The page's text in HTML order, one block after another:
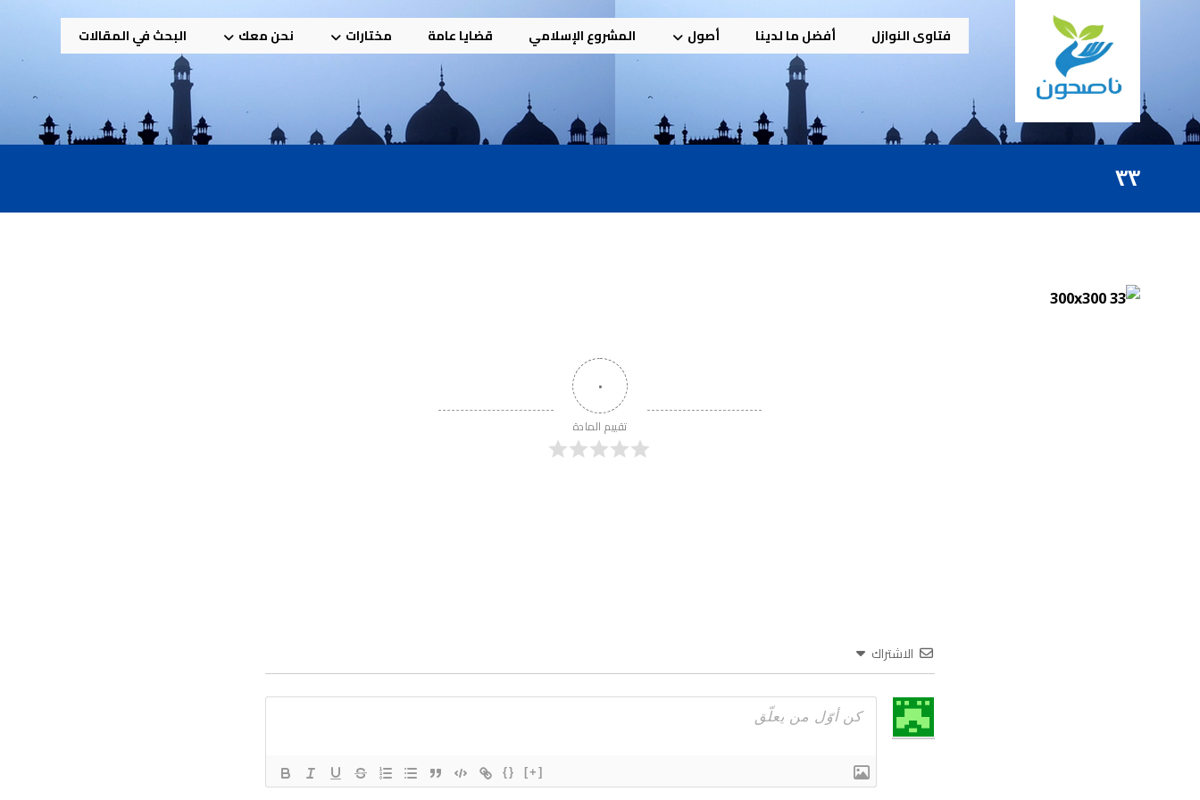
فتاوى النوازل أفضل ما لدينا أصول المشروع الإسلامي قضايا عامة مختارات نحن معك البحث في المقالات
٣٣
٠
تقييم المادة
الاشتراك
{} [+]